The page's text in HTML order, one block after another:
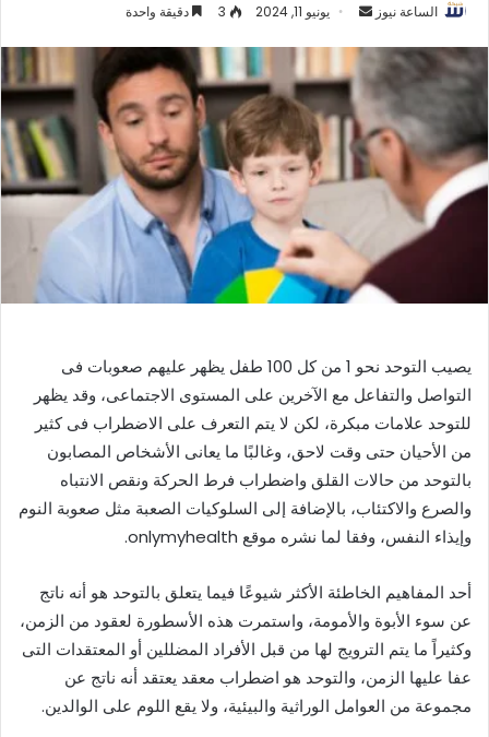
الساعة نيوز
أرسل
إلكترونيا
يونيو 11, 2024 3 دقيقة واحدة
يصيب التوحد نحو 1 من كل 100 طفل يظهر عليهم صعوبات فى
التواصل والتفاعل مع الآخرين على المستوى الاجتماعى، وقد يظهر
للتوحد علامات مبكرة، لكن لا يتم التعرف على الاضطراب فى كثير
من الأحيان حتى وقت لاحق، وغالبًا ما يعانى الأشخاص المصابون
بالتوحد من حالات القلق واضطراب فرط الحركة ونقص الانتباه
والصرع والاكتئاب، بالإضافة إلى السلوكيات الصعبة مثل صعوبة النوم
وإيذاء النفس، وفقا لما نشره موقع onlymyhealth.
أحد المفاهيم الخاطئة الأكثر شيوعًا فيما يتعلق بالتوحد هو أنه ناتج
عن سوء الأبوة والأمومة، واستمرت هذه الأسطورة لعقود من الزمن،
وكثيراً ما يتم الترويج لها من قبل الأفراد المضللين أو المعتقدات التى
عفا عليها الزمن، والتوحد هو اضطراب معقد يعتقد أنه ناتج عن
مجموعة من العوامل الوراثية والبيئية، ولا يقع اللوم على الوالدين.